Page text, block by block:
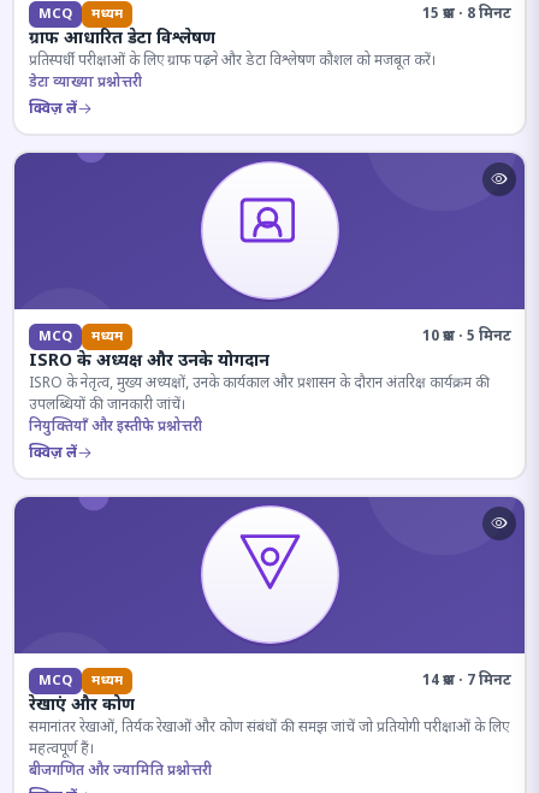
MCQ मध्यम 15 प्रश्न · 8 मिनट
ग्राफ आधारित डेटा विश्लेषण
प्रतिस्पर्धी परीक्षाओं के लिए ग्राफ पढ़ने और डेटा विश्लेषण कौशल को मजबूत करें।
डेटा व्याख्या प्रश्नोत्तरी
क्विज़ लें
MCQ मध्यम 10 प्रश्न · 5 मिनट
ISRO के अध्यक्ष और उनके योगदान
ISRO के नेतृत्व, मुख्य अध्यक्षों, उनके कार्यकाल और प्रशासन के दौरान अंतरिक्ष कार्यक्रम की
उपलब्धियों की जानकारी जांचें।
नियुक्तियाँ और इस्तीफे प्रश्नोत्तरी
क्विज़ लें
MCQ मध्यम 14 प्रश्न · 7 मिनट
रेखाएं और कोण
समानांतर रेखाओं, तिर्यक रेखाओं और कोण संबंधों की समझ जांचें जो प्रतियोगी परीक्षाओं के लिए
महत्वपूर्ण हैं।
बीजगणित और ज्यामिति प्रश्नोत्तरी